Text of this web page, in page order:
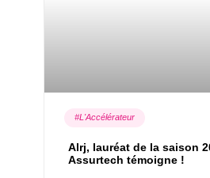
#L'Accélérateur
Alrj, lauréat de la saison
Assurtech témoigne !